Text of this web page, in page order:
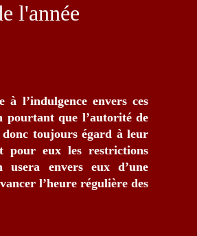
l'année
l’indulgence envers ces
pourtant que l’autorité de
toujours égard à leur
pour eux les restrictions
envers eux d’une
l’heure régulière des